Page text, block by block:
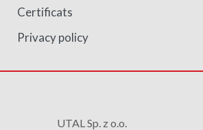
Certificats
Privacy policy
UTAL Sp. z o.o.